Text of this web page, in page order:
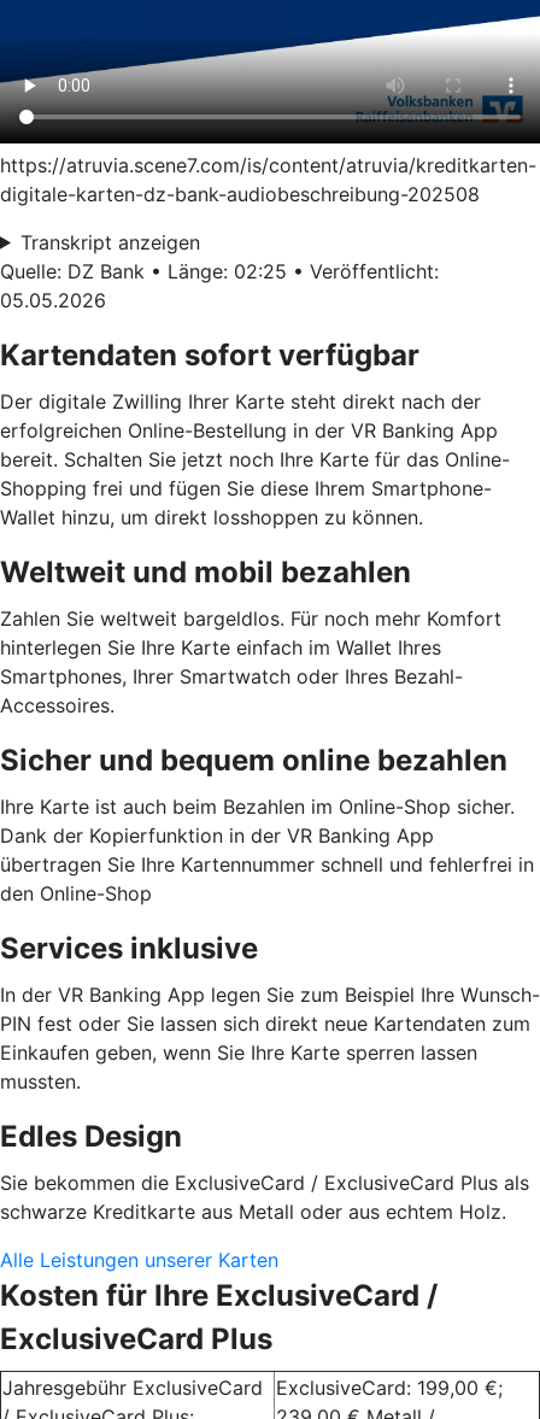
https://atruvia.scene7.com/is/content/atruvia/kreditkarten-
digitale-karten-dz-bank-audiobeschreibung-202508
Transkript anzeigen
Quelle: DZ Bank • Länge: 02:25 • Veröffentlicht:
05.05.2026
Kartendaten sofort verfügbar
Der digitale Zwilling Ihrer Karte steht direkt nach der
erfolgreichen Online-Bestellung in der VR Banking App
bereit. Schalten Sie jetzt noch Ihre Karte für das Online-
Shopping frei und fügen Sie diese Ihrem Smartphone-
Wallet hinzu, um direkt losshoppen zu können.
Weltweit und mobil bezahlen
Zahlen Sie weltweit bargeldlos. Für noch mehr Komfort
hinterlegen Sie Ihre Karte einfach im Wallet Ihres
Smartphones, Ihrer Smartwatch oder Ihres Bezahl-
Accessoires.
Sicher und bequem online bezahlen
Ihre Karte ist auch beim Bezahlen im Online-Shop sicher.
Dank der Kopierfunktion in der VR Banking App
übertragen Sie Ihre Kartennummer schnell und fehlerfrei in
den Online-Shop
Services inklusive
In der VR Banking App legen Sie zum Beispiel Ihre Wunsch-
PIN fest oder Sie lassen sich direkt neue Kartendaten zum
Einkaufen geben, wenn Sie Ihre Karte sperren lassen
mussten.
Edles Design
Sie bekommen die ExclusiveCard / ExclusiveCard Plus als
schwarze Kreditkarte aus Metall oder aus echtem Holz.
Alle Leistungen unserer Karten
Kosten für Ihre ExclusiveCard /
ExclusiveCard Plus
Jahresgebühr ExclusiveCard
ExclusiveCard: 199,00 €;